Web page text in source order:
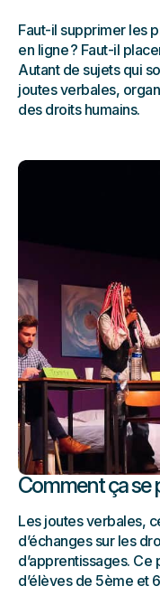
Faut-il supprimer les
en ligne ? Faut-il
Autant de sujets qui
joutes verbales,
des droits humains.
Comment ça se
Les joutes verbales,
d’échanges sur les
d’apprentissages. Ce
d’élèves de 5ème et